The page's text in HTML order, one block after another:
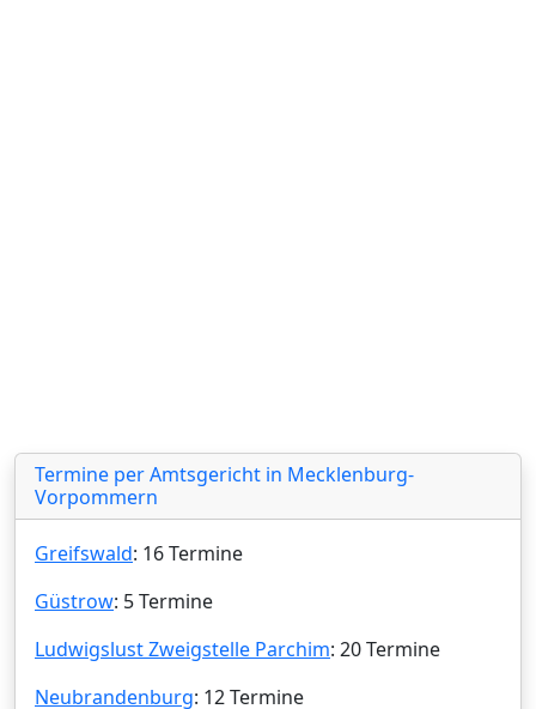
Termine per Amtsgericht in Mecklenburg-
Vorpommern
Greifswald: 16 Termine
Güstrow: 5 Termine
Ludwigslust Zweigstelle Parchim: 20 Termine
Neubrandenburg: 12 Termine